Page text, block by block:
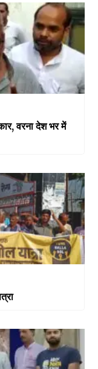
वरना देश भर में